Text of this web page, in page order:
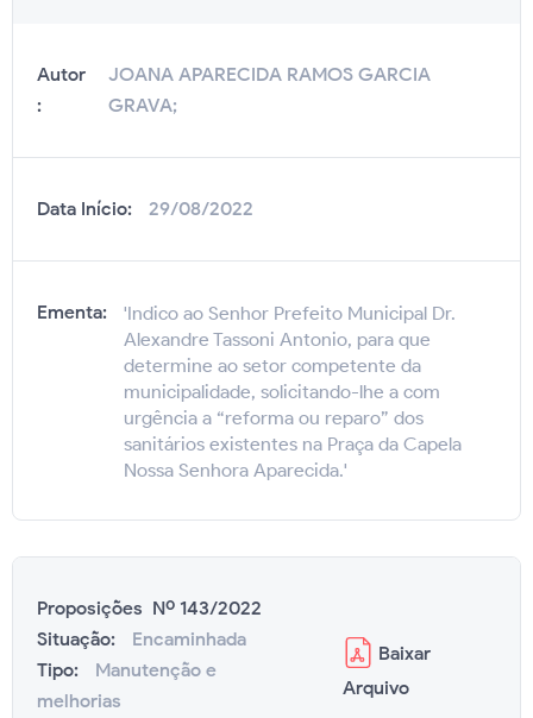
Autor
:
JOANA APARECIDA RAMOS GARCIA
GRAVA;
Data Início: 29/08/2022
Ementa:
'Indico ao Senhor Prefeito Municipal Dr.
Alexandre Tassoni Antonio, para que
determine ao setor competente da
municipalidade, solicitando-lhe a com
urgência a “reforma ou reparo” dos
sanitários existentes na Praça da Capela
Nossa Senhora Aparecida.'
Proposições Nº 143/2022
Situação:
Encaminhada
Tipo:
Manutenção e
melhorias
Baixar
Arquivo